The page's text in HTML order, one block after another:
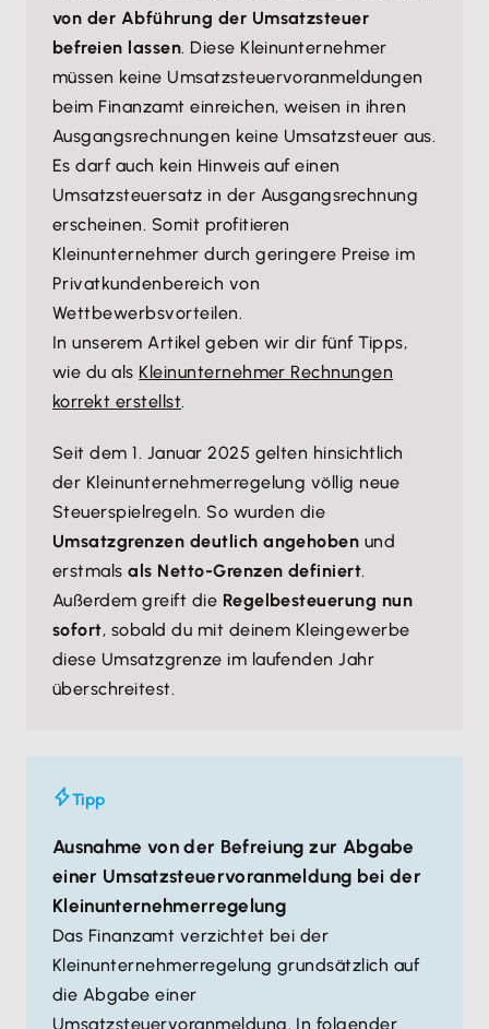
von der Abführung der Umsatzsteuer
befreien lassen. Diese Kleinunternehmer
müssen keine Umsatzsteuervoranmeldungen
beim Finanzamt einreichen, weisen in ihren
Ausgangsrechnungen keine Umsatzsteuer aus.
Es darf auch kein Hinweis auf einen
Umsatzsteuersatz in der Ausgangsrechnung
erscheinen. Somit profitieren
Kleinunternehmer durch geringere Preise im
Privatkundenbereich von
Wettbewerbsvorteilen.
In unserem Artikel geben wir dir fünf Tipps,
wie du als Kleinunternehmer Rechnungen
korrekt erstellst.
Seit dem 1. Januar 2025 gelten hinsichtlich
der Kleinunternehmerregelung völlig neue
Steuerspielregeln. So wurden die
Umsatzgrenzen deutlich angehoben und
erstmalsals Netto-Grenzen definiert.
Außerdem greift die Regelbesteuerung nun
sofort, sobald du mit deinem Kleingewerbe
diese Umsatzgrenze im laufenden Jahr
überschreitest.
Tipp
Ausnahme von der Befreiung zur Abgabe
einer Umsatzsteuervoranmeldung bei der
Kleinunternehmerregelung
Das Finanzamt verzichtet bei der
Kleinunternehmerregelung grundsätzlich auf
die Abgabe einer
Umsatzsteuervoranmeldung. In folgender